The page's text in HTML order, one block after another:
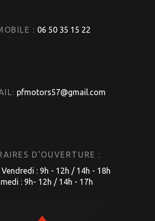
: 06 50 35 15 22
pfmotors57@gmail.com
D'OUVERTURE :
: 9h - 12h / 14h - 18h
: 9h- 12h / 14h - 17h